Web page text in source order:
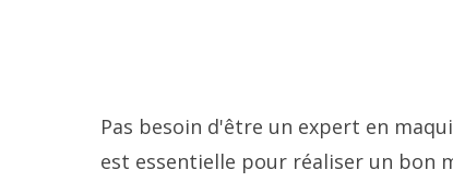
Pas besoin d'être un expert en
est essentielle pour réaliser un bon